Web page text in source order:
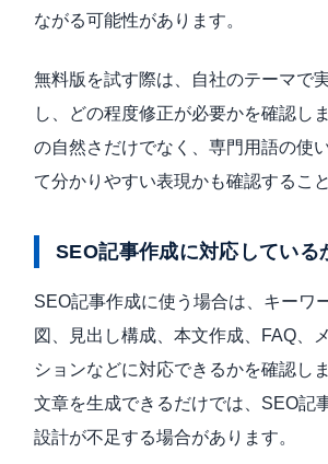
ながる可能性があります。
無料版を試す際は、自社のテーマで
し、どの程度修正が必要かを確認し
の自然さだけでなく、専門用語の使
て分かりやすい表現かも確認するこ
SEO記事作成に対応している
SEO記事作成に使う場合は、キーワ
図、見出し構成、本文作成、FAQ、
ションなどに対応できるかを確認し
文章を生成できるだけでは、SEO記
設計が不足する場合があります。